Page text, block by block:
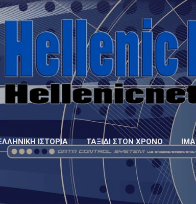
Μετάβαση στο κύριο περιεχόμενο
ΙΣΤΟΡΊΑ ΤΑΞΊΔΙ ΣΤΟΝ ΧΡΌΝΟ